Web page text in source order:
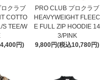
クラブ
COTTO
S TEE/W
円)
PRO CLUB プロクラブ
HEAVYWEIGHT FLEEC
E FULL ZIP HOODIE 14
3/PINK
9,800円(税込10,780円)